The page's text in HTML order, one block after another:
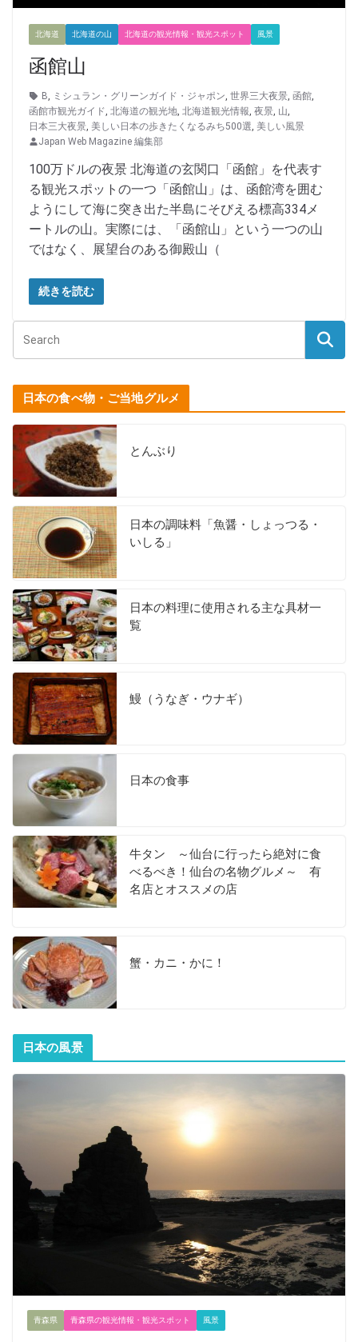
北海道 北海道の山 北海道の観光情報・観光スポット 風景
函館山
B ミシュラン・グリーンガイド・ジャポン 世界三大夜景 函館
函館市観光ガイド 北海道の観光地 北海道観光情報 夜景 山
日本三大夜景 美しい日本の歩きたくなるみち500選 美しい風景
Japan Web Magazine 編集部
100万ドルの夜景 北海道の玄関口「函館」を代表す
る観光スポットの一つ「函館山」は、函館湾を囲む
ようにして海に突き出た半島にそびえる標高334メ
ートルの山。実際には、「函館山」という一つの山
ではなく、展望台のある御殿山（
続きを読む
日本の食べ物・ご当地グルメ
とんぶり
日本の調味料「魚醤・しょっつる・
いしる」
日本の料理に使用される主な具材一
覧
鰻（うなぎ・ウナギ）
日本の食事
牛タン ～仙台に行ったら絶対に食
べるべき！仙台の名物グルメ～ 有
名店とオススメの店
蟹・カニ・かに！
日本の風景
青森県 青森県の観光情報・観光スポット 風景